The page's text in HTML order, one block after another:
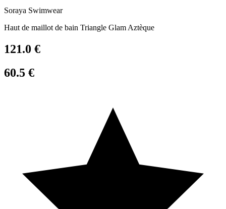
Soraya Swimwear
Haut de maillot de bain Triangle Glam Aztèque
121.0 €
60.5 €